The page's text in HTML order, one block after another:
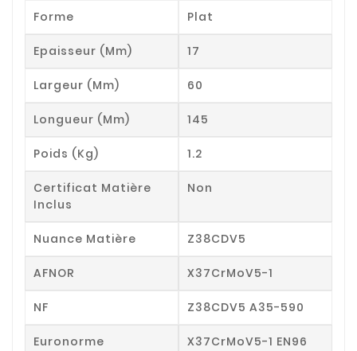
Forme Plat
Epaisseur (mm) 17
Largeur (mm) 60
Longueur (mm) 145
Poids (kg) 1.2
Certificat Matière
Inclus
Non
Nuance Matière Z38CDV5
AFNOR X37CrMoV5-1
NF Z38CDV5 A35-590
Euronorme X37CrMoV5-1 EN96